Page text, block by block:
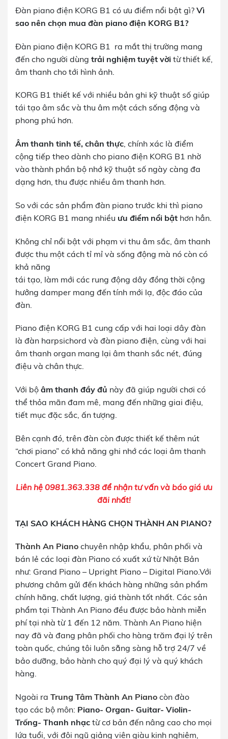
Đàn piano điện KORG B1 có ưu điểm nổi bật gì? Vì
sao nên chọn mua đàn piano điện KORG B1?
Đàn piano điện KORG B1 ra mắt thị trường mang
đến cho người dùng trải nghiệm tuyệt vời từ thiết kế,
âm thanh cho tới hình ảnh.
KORG B1 thiết kế với nhiều bản ghi kỹ thuật số giúp
tái tạo âm sắc và thu âm một cách sống động và
phong phú hơn.
Âm thanh tinh tế, chân thực, chính xác là điểm
cộng tiếp theo dành cho piano điện KORG B1 nhờ
vào thành phần bộ nhớ kỹ thuật số ngày càng đa
dạng hơn, thu được nhiều âm thanh hơn.
So với các sản phẩm đàn piano trước khi thì piano
điện KORG B1 mang nhiều ưu điểm nổi bật hơn hẳn.
Không chỉ nổi bật với phạm vi thu âm sắc, âm thanh
được thu một cách tỉ mỉ và sống động mà nó còn có
khả năng
tái tạo, làm mới các rung động dây đồng thời cộng
hưởng damper mang đến tính mới lạ, độc đáo của
đàn.
Piano điện KORG B1 cung cấp với hai loại dây đàn
là đàn harpsichord và đàn piano điện, cùng với hai
âm thanh organ mang lại âm thanh sắc nét, đúng
điệu và chân thực.
Với bộ âm thanh đầy đủ này đã giúp người chơi có
thể thỏa mãn đam mê, mang đến những giai điệu,
tiết mục đặc sắc, ấn tượng.
Bên cạnh đó, trên đàn còn được thiết kế thêm nút
“chơi piano” có khả năng ghi nhớ các loại âm thanh
Concert Grand Piano.
Liên hệ 0981.363.338 để nhận tư vấn và báo giá ưu
đãi nhất!
TẠI SAO KHÁCH HÀNG CHỌN THÀNH AN PIANO?
Thành An Piano chuyên nhập khẩu, phân phối và
bán lẻ các loại đàn Piano có xuất xứ từ Nhật Bản
như: Grand Piano – Upright Piano – Digital Piano.Với
phương châm gửi đến khách hàng những sản phẩm
chính hãng, chất lượng, giá thành tốt nhất. Các sản
phẩm tại Thành An Piano đều được bảo hành miễn
phí tại nhà từ 1 đến 12 năm. Thành An Piano hiện
nay đã và đang phân phối cho hàng trăm đại lý trên
toàn quốc, chúng tôi luôn sẵng sàng hỗ trợ 24/7 về
bảo dưỡng, bảo hành cho quý đại lý và quý khách
hàng.
Ngoài ra Trung Tâm Thành An Piano còn đào
tạo các bộ môn: Piano- Organ- Guitar- Violin-
Trống- Thanh nhạc từ cơ bản đến nâng cao cho mọi
lứa tuổi, với đội ngũ giảng viên giàu kinh nghiệm,